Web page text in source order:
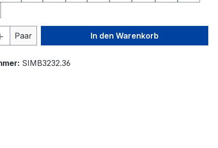
Gib den gewünschten Wert
Paar In den Warenkorb
SIMB3232.36